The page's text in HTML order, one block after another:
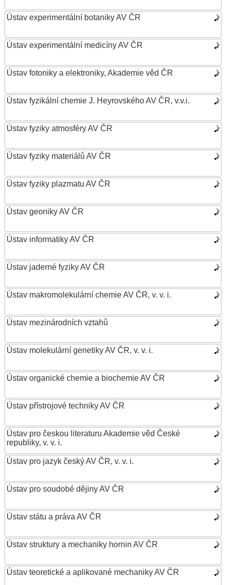
Ústav experimentální botaniky AV ČR
Ústav experimentální medicíny AV ČR
Ústav fotoniky a elektroniky, Akademie věd ČR
Ústav fyzikální chemie J. Heyrovského AV ČR, v.v.i.
Ústav fyziky atmosféry AV ČR
Ústav fyziky materiálů AV ČR
Ústav fyziky plazmatu AV ČR
Ústav geoniky AV ČR
Ústav informatiky AV ČR
Ústav jaderné fyziky AV ČR
Ústav makromolekulární chemie AV ČR, v. v. i.
Ústav mezinárodních vztahů
Ústav molekulární genetiky AV ČR, v. v. i.
Ústav organické chemie a biochemie AV ČR
Ústav přístrojové techniky AV ČR
Ústav pro českou literaturu Akademie věd České
republiky, v. v. i.
Ústav pro jazyk český AV ČR, v. v. i.
Ústav pro soudobé dějiny AV ČR
Ústav státu a práva AV ČR
Ústav struktury a mechaniky hornin AV ČR
Ústav teoretické a aplikované mechaniky AV ČR